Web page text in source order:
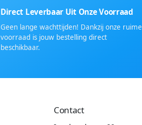
Direct Leverbaar Uit Onze Voorraad
Geen lange wachttijden! Dankzij onze ruime
voorraad is jouw bestelling direct
beschikbaar.
Contact